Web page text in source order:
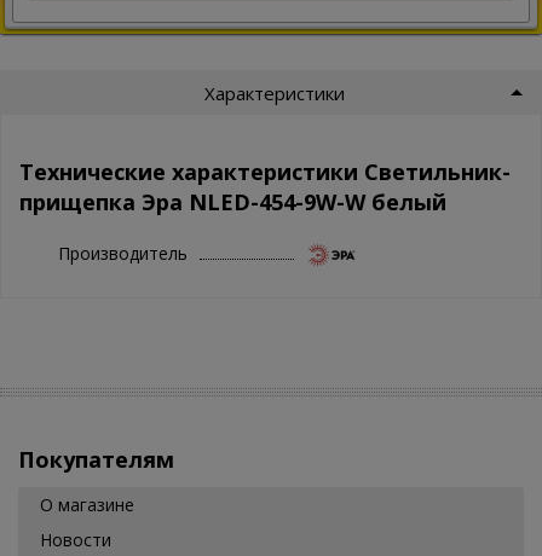
Характеристики
Технические характеристики Светильник-
прищепка Эра NLED-454-9W-W белый
Производитель
Покупателям
О магазине
Новости